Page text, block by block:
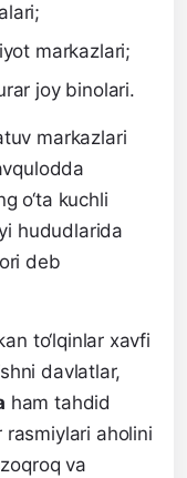
markazlari;
joy binolari.
markazlari
o‘ta kuchli
hududlarida
deb
to‘lqinlar xavfi
davlatlar,
ham tahdid
aholini
va